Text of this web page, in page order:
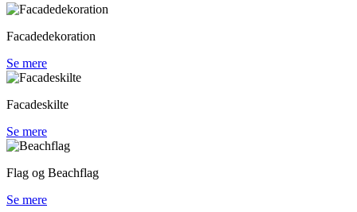
Facadedekoration
Se mere
Facadeskilte
Se mere
Flag og Beachflag
Se mere